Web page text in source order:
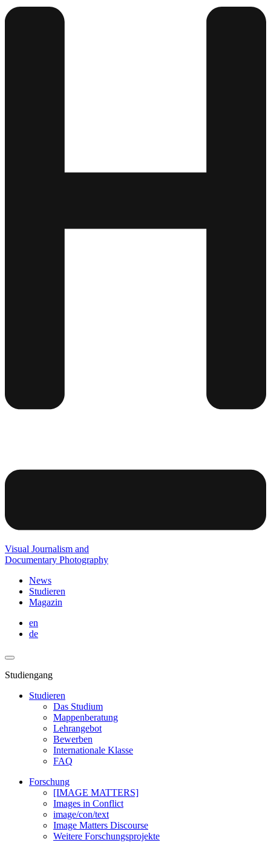
Visual Journalism and
Documentary Photography
News
Studieren
Magazin
en
de
Studiengang
Studieren
Das Studium
Mappenberatung
Lehrangebot
Bewerben
Internationale Klasse
FAQ
Forschung
[IMAGE MATTERS]
Images in Conflict
image/con/text
Image Matters Discourse
Weitere Forschungsprojekte